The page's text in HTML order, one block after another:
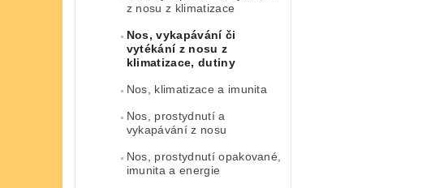
z nosu z klimatizace
Nos, vykapávání či
vytékání z nosu z
klimatizace, dutiny
Nos, klimatizace a imunita
Nos, prostydnutí a
vykapávání z nosu
Nos, prostydnutí opakované,
imunita a energie